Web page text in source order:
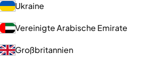
Ukraine
Vereinigte Arabische Emirate
Großbritannien